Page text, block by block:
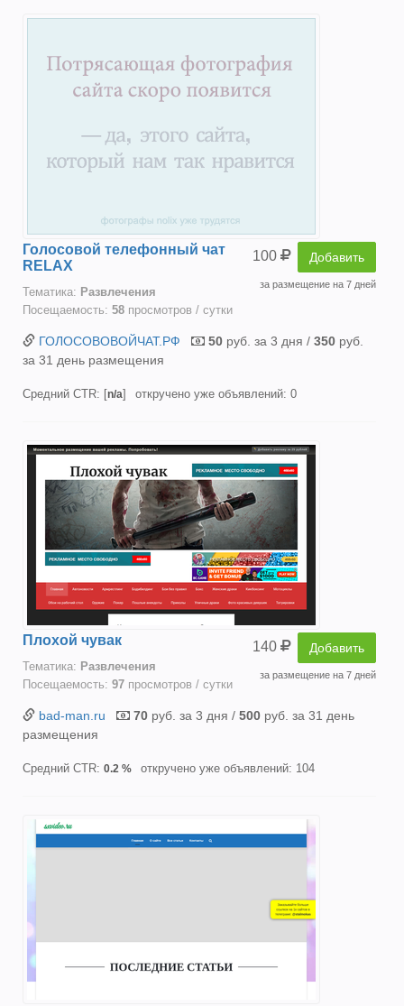
100 Добавить
за размещение на 7 дней
Голосовой телефонный чат
RELAX
Тематика: Развлечения
Посещаемость: 58 просмотров / сутки
ГОЛОСОВОВОЙЧАТ.РФ 50 руб. за 3 дня / 350 руб.
за 31 день размещения
Средний CTR: [n/a] откручено уже объявлений: 0
140 Добавить
за размещение на 7 дней
Плохой чувак
Тематика: Развлечения
Посещаемость: 97 просмотров / сутки
bad-man.ru 70 руб. за 3 дня / 500 руб. за 31 день
размещения
Средний CTR: 0.2 % откручено уже объявлений: 104